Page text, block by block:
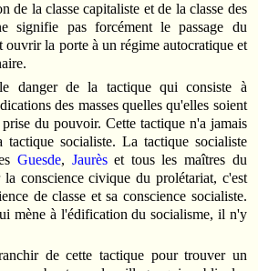
de la classe capitaliste et de la classe des
signifie pas forcément le passage du
ouvrir la porte à un régime autocratique et
danger de la tactique qui consiste à
des masses quelles qu'elles soient
du pouvoir. Cette tactique n'a jamais
socialiste. La tactique socialiste
Guesde, Jaurèset tous les maîtres du
la conscience civique du prolétariat, c'est
de classe et sa conscience socialiste.
mène à l'édification du socialisme, il n'y
de cette tactique pour trouver un